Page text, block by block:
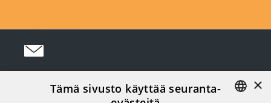
×
Tämä sivusto käyttää seuranta-